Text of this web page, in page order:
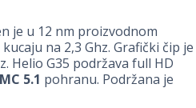
je u 12 nm proizvodnom
na 2,3 Ghz. Grafički čip je
Helio G35 podržava full HD
5.1 pohranu. Podržana je